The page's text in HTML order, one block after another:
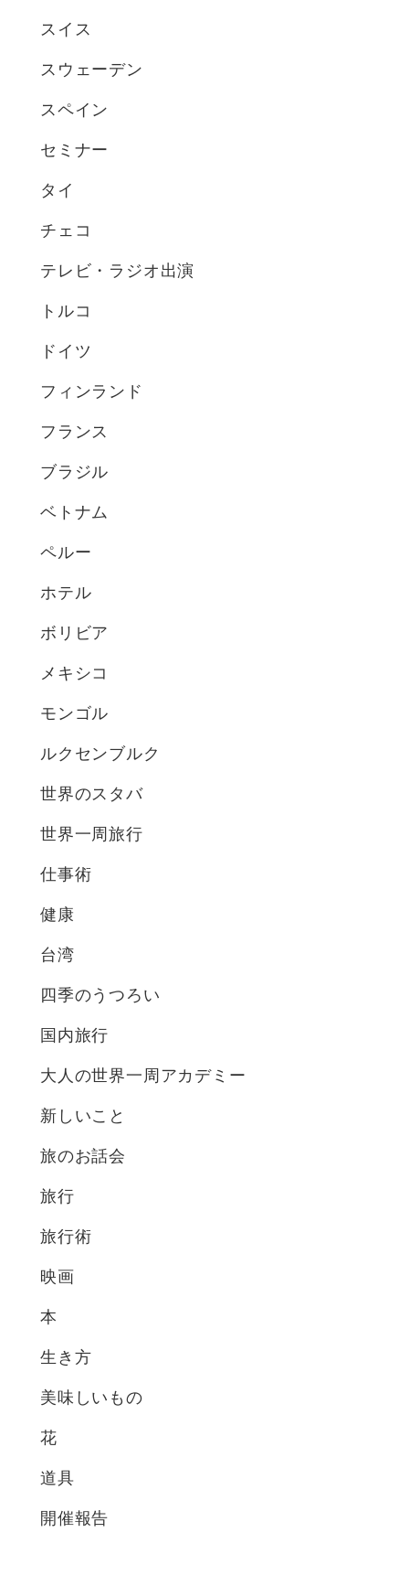
スイス
スウェーデン
スペイン
セミナー
タイ
チェコ
テレビ・ラジオ出演
トルコ
ドイツ
フィンランド
フランス
ブラジル
ベトナム
ペルー
ホテル
ボリビア
メキシコ
モンゴル
ルクセンブルク
世界のスタバ
世界一周旅行
仕事術
健康
台湾
四季のうつろい
国内旅行
大人の世界一周アカデミー
新しいこと
旅のお話会
旅行
旅行術
映画
本
生き方
美味しいもの
花
道具
開催報告